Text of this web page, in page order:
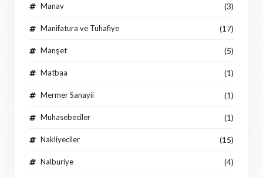
Manav (3)
Manifatura ve Tuhafiye (17)
Manşet (5)
Matbaa (1)
Mermer Sanayii (1)
Muhasebeciler (1)
Nakliyeciler (15)
Nalburiye (4)